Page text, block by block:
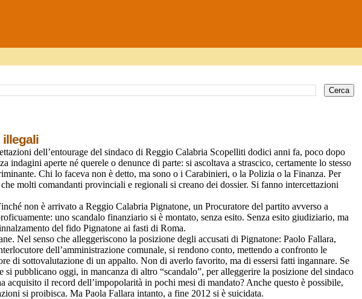
illegali
dell’entourage del sindaco di Reggio Calabria Scopelliti dodici anni fa, poco dopo
indagini aperte né querele o denunce di parte: si ascoltava a strascico, certamente lo stesso
Chi lo faceva non è detto, ma sono o i Carabinieri, o la Polizia o la Finanza. Per
molti comandanti provinciali e regionali si creano dei dossier. Si fanno intercettazioni
non è arrivato a Reggio Calabria Pignatone, un Procuratore del partito avverso a
uno scandalo finanziario si è montato, senza esito. Senza esito giudiziario, ma
del fido Pignatone ai fasti di Roma.
Nel senso che alleggeriscono la posizione degli accusati di Pignatone: Paolo Fallara,
dell’amministrazione comunale, si rendono conto, mettendo a confronto le
di sottovalutazione di un appalto. Non di averlo favorito, ma di essersi fatti ingannare. Se
si pubblicano oggi, in mancanza di altro “scandalo”, per alleggerire la posizione del sindaco
acquisito il record dell’impopolarità in pochi mesi di mandato? Anche questo è possibile,
si proibisca. Ma Paola Fallara intanto, a fine 2012 si è suicidata.